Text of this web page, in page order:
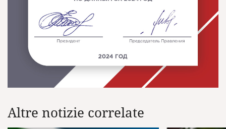
Altre notizie correlate